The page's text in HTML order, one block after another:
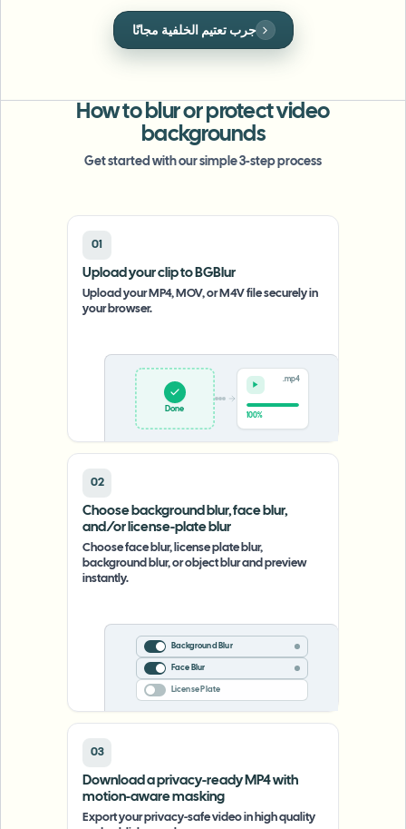
تبديل الوجه - فيديو
ذكاء الفيديو
عالج عدة فيديوهات دفعة واحدة
طمس الوجه بالجملة
خطوط أنابيب عالية الإنتاجية
أتمتة التحميلات والمهام وخطافات الويب
ذكاء الفيديو
إزالة الخلفية بالجملة
جرب تعتيم لوحة الترخيص مجانًا
How to blur or protect video
backgrounds
Get started with our simple 3-step process
01
Upload your clip to BGBlur
Upload your MP4, MOV, or M4V file securely in
your browser.
Upload
0%
.mp4
02
Choose background blur, face blur,
and/or license-plate blur
Choose face blur, license plate blur,
background blur, or object blur and preview
instantly.
Background Blur
Face Blur
License Plate
03
Download a privacy-ready MP4 with
motion-aware masking
Export your privacy-safe video in high quality